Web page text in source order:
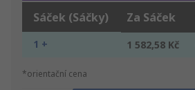
Sáček (Sáčky) Za Sáček
1 + 1 582,58 Kč
*orientační cena